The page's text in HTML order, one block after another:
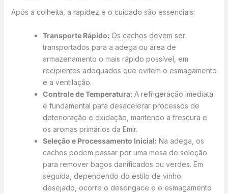
Após a colheita, a rapidez e o cuidado são essenciais:
Transporte Rápido:Os cachos devem ser
transportados para a adega ou área de
armazenamento o mais rápido possível, em
recipientes adequados que evitem o esmagamento
e a ventilação.
Controle de Temperatura:A refrigeração imediata
é fundamental para desacelerar processos de
deterioração e oxidação, mantendo a frescura e
os aromas primários da Emir.
Seleção e Processamento Inicial:Na adega, os
cachos podem passar por uma mesa de seleção
para remover bagos danificados ou verdes. Em
seguida, dependendo do estilo de vinho
desejado, ocorre o desengace e o esmagamento